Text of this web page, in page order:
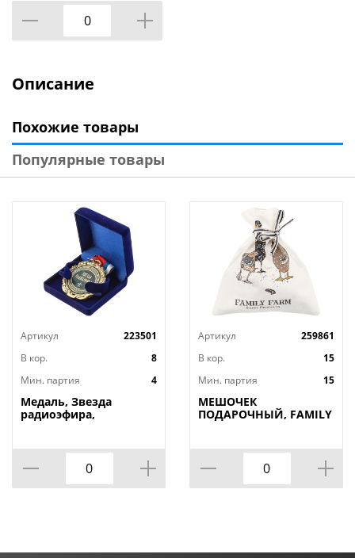
Описание
Похожие товары
Популярные товары
Артикул
223501
В кор.
8
Мин. партия
4
Медаль, Звезда
радиоэфира,
Артикул
259861
В кор.
15
Мин. партия
15
МЕШОЧЕК
ПОДАРОЧНЫЙ, FAMILY
ПРОПИТКА